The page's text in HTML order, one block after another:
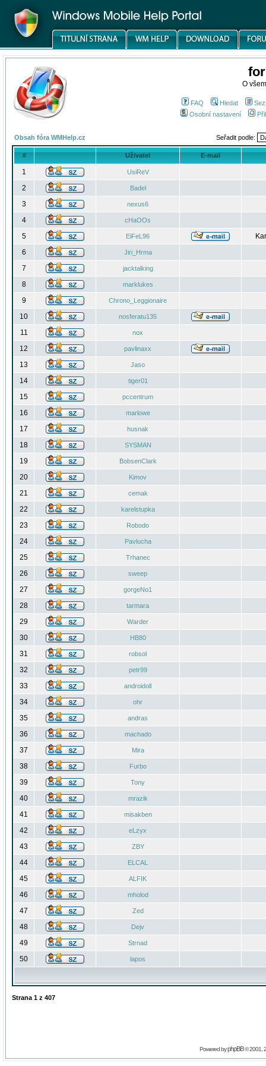
O
FAQ Hledat
Osobní nastavení
Obsah fóra WMHelp.cz Seřadit podle:
# Uživatel E-mail
1 UsiReV
2 Badel
3 nexus6
4 cHaOOs
5 EiFeL96
6
Jiri_Hrma
7 jacktalking
8 marklukes
9 Chrono_Leggionaire
10 nosferatu135
11 nox
12 pavlinaxx
13 Jaso
14 tiger01
15 pccentrum
16 marlowe
17 husnak
18 SYSMAN
19 BobsenClark
20 Kimov
21 cemak
22 karelstupka
23 Robodo
24 Pavlucha
25 Trhanec
26 sweep
27 gorgeNo1
28 tarmara
29 Warder
30 HB80
31 robsol
32 petr99
33 androidoll
34 ohr
35 andras
36 machado
37 Mira
38 Furbo
39 Tony
40 mrazik
41 misakben
42 eLzyx
43 ZBY
44 ELCAL
45 ALFIK
46 mholod
47 Zed
48 Dejv
49 Strnad
50 lapos
Strana 1 z 407
Powered byphpBB© 2001,